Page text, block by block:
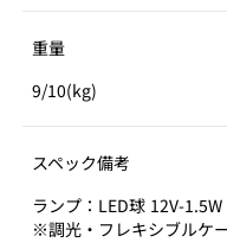
重量
9/10(kg)
スペック備考
ランプ：LED球 12V-
※調光・フレキシブルケ